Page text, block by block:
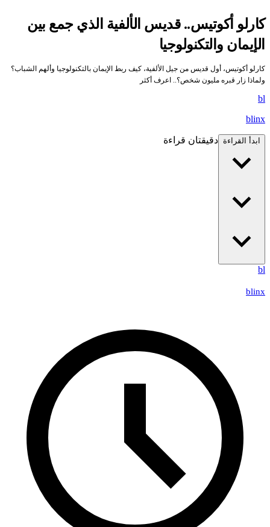
كارلو أكوتيس.. قديس الألفية الذي جمع بين
الإيمان والتكنولوجيا
كارلو أكوتيس، أول قديس من جيل الألفية، كيف ربط الإيمان بالتكنولوجيا وألهم الشباب؟
ولماذا زار قبره مليون شخص؟.. اعرف أكثر
bl
blinx
ابدأ القراءة دقيقتان قراءة
bl
blinx